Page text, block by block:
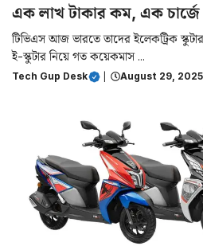
এক লাখ টাকার কম, এক
টিভিএস আজ ভারতে তাদের ইলেকট্রিক
ই-স্কুটার নিয়ে গত কয়েকমাস ...
Tech Gup Desk August 29,